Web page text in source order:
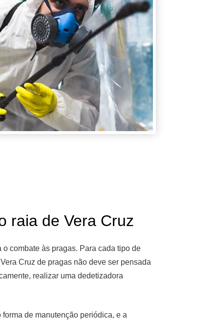
raia de Vera Cruz
combate às pragas. Para cada tipo de
Cruz de pragas não deve ser pensada
realizar uma dedetizadora
de manutenção periódica, e a